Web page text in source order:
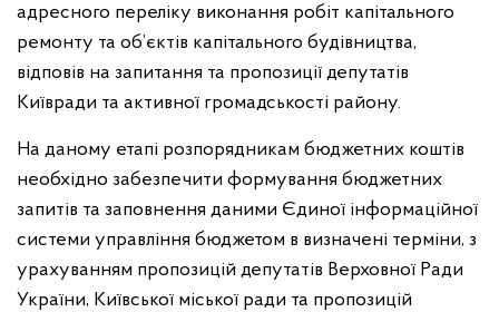
адресного переліку виконання робіт капітального
ремонту та об’єктів капітального будівництва,
відповів на запитання та пропозиції депутатів
Київради та активної громадськості району.
На даному етапі розпорядникам бюджетних коштів
необхідно забезпечити формування бюджетних
запитів та заповнення даними Єдиної інформаційної
системи управління бюджетом в визначені терміни, з
урахуванням пропозицій депутатів Верховної Ради
України, Київської міської ради та пропозицій